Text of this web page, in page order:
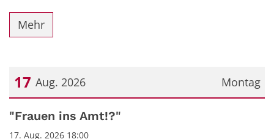
Mehr
Montag
17 Aug. 2026
Datum: 17. August 2026
"Frauen ins Amt!?"
17. Aug. 2026 18:00